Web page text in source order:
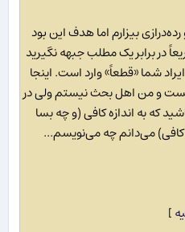
بیزارم اما هدف این بود
در برابر یک مطلب جبهه نگیرید
شما «قطعاً» وارد است. اینجا
و من اهل بحث نیستم ولی در
که به اندازه کافی (و چه بسا
کافی) می‌دانم چه می‌نویسم...
]